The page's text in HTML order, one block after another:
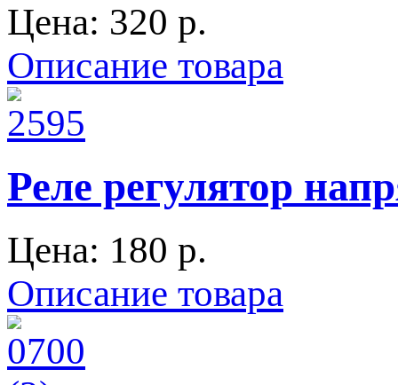
Цена: 320 p.
Описание товара
Реле регулятор
Цена: 180 p.
Описание товара